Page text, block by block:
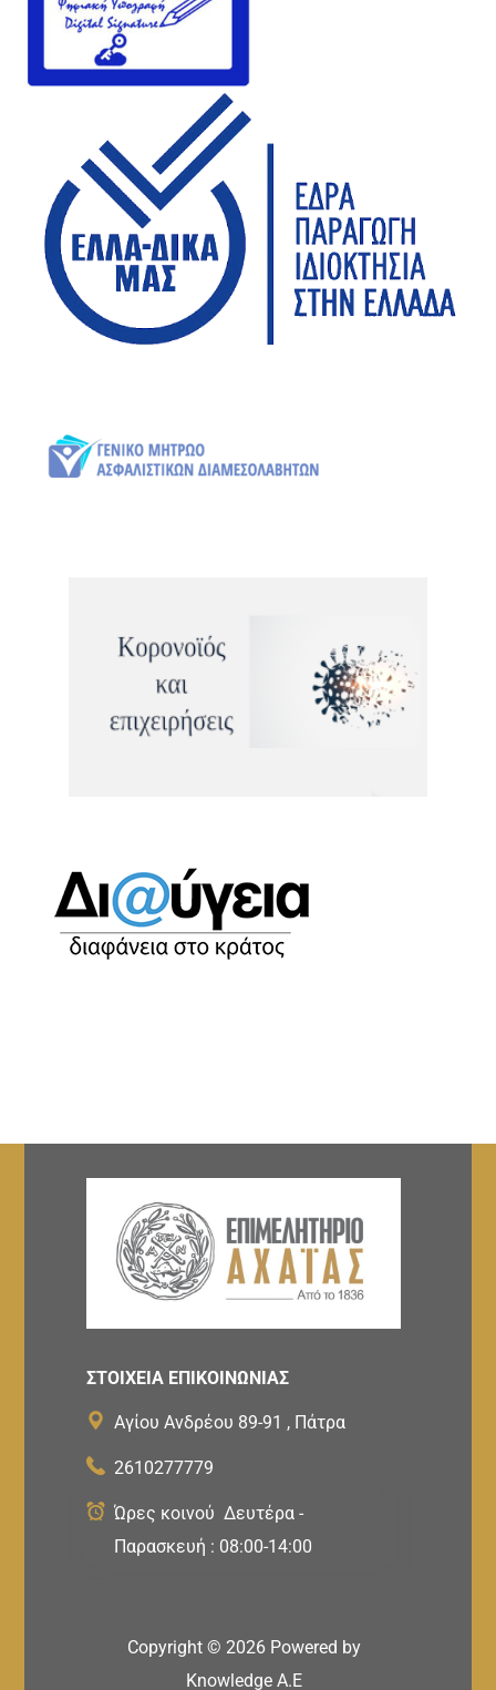
ΣΤΟΙΧΕΙΑ ΕΠΙΚΟΙΝΩΝΙΑΣ
Αγίου Ανδρέου 89-91 , Πάτρα
2610277779
Ώρες κοινού Δευτέρα -
Παρασκευή : 08:00-14:00
Copyright © 2026 Powered by
Knowledge A.E